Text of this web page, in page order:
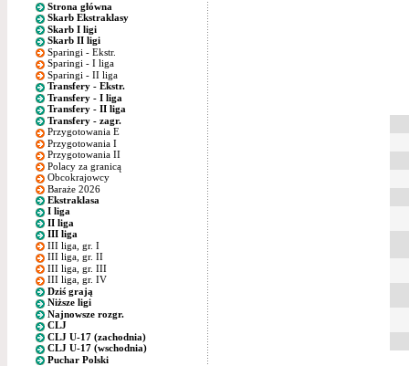
Strona główna
Skarb Ekstraklasy
Skarb I ligi
Skarb II ligi
Sparingi - Ekstr.
Sparingi - I liga
Sparingi - II liga
Transfery - Ekstr.
Transfery - I liga
Transfery - II liga
Transfery - zagr.
Przygotowania E
Przygotowania I
Przygotowania II
Polacy za granicą
Obcokrajowcy
Baraże 2026
Ekstraklasa
I liga
II liga
III liga
III liga, gr. I
III liga, gr. II
III liga, gr. III
III liga, gr. IV
Dziś grają
Niższe ligi
Najnowsze rozgr.
CLJ
CLJ U-17 (zachodnia)
CLJ U-17 (wschodnia)
Puchar Polski